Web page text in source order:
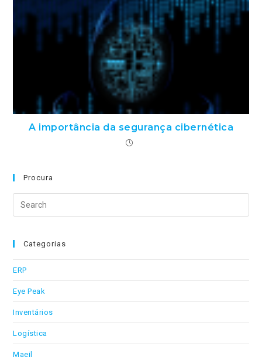
A importância da segurança cibernética
Procura
Search
this
Categorias
ERP
Eye Peak
Inventários
Logística
Maeil